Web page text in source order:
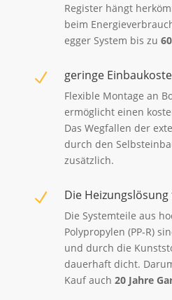
Register hängt
beim
egger System bis zu
N geringe
Flexible Montage an
ermöglicht einen
Das Wegfallen der
durch den
zusätzlich.
N Die
Die Systemteile aus
Polypropylen (PP-R)
und durch die
dauerhaft dicht.
Kauf auch 20 Jahre